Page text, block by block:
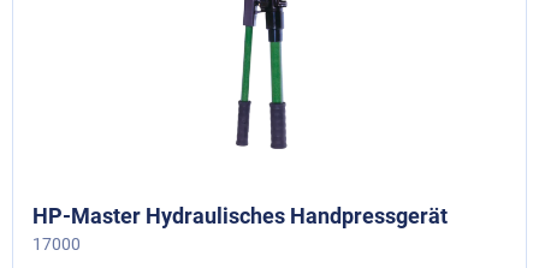
HP-Master Hydraulisches Handpressgerät
17000